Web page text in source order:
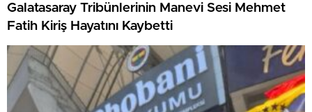
Galatasaray Tribünlerinin Manevi Sesi Mehmet
Fatih Kiriş Hayatını Kaybetti